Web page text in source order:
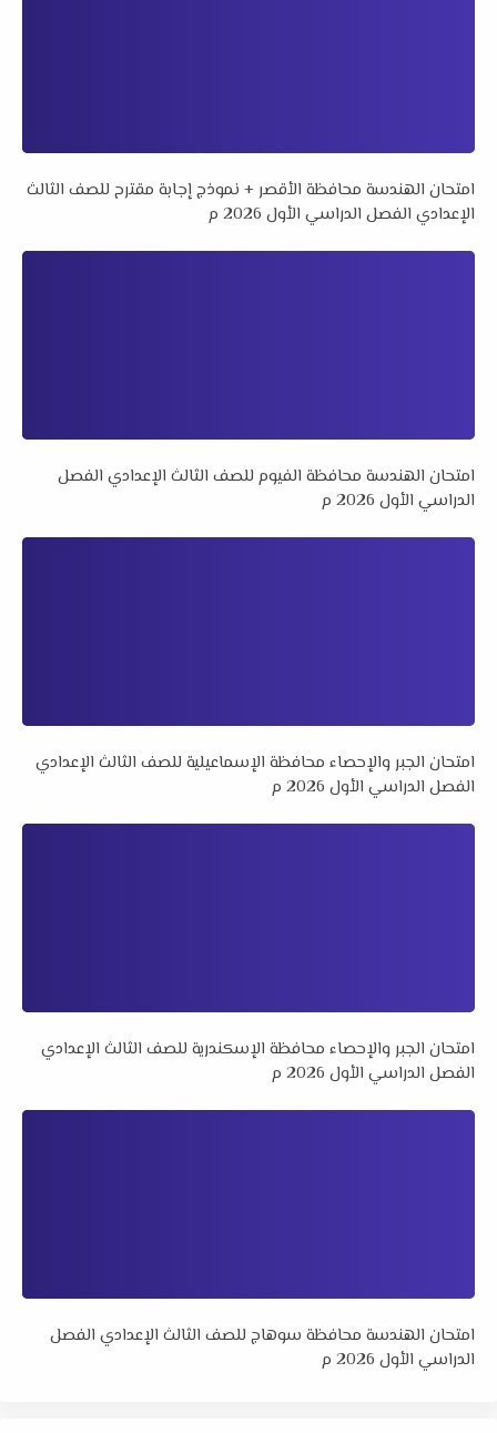
امتحان الهندسة محافظة الأقصر + نموذج إجابة مقترح للصف الثالث
الإعدادي الفصل الدراسي الأول 2026 م
امتحان الهندسة محافظة الفيوم للصف الثالث الإعدادي الفصل
الدراسي الأول 2026 م
امتحان الجبر والإحصاء محافظة الإسماعيلية للصف الثالث الإعدادي
الفصل الدراسي الأول 2026 م
امتحان الجبر والإحصاء محافظة الإسكندرية للصف الثالث الإعدادي
الفصل الدراسي الأول 2026 م
امتحان الهندسة محافظة سوهاج للصف الثالث الإعدادي الفصل
الدراسي الأول 2026 م